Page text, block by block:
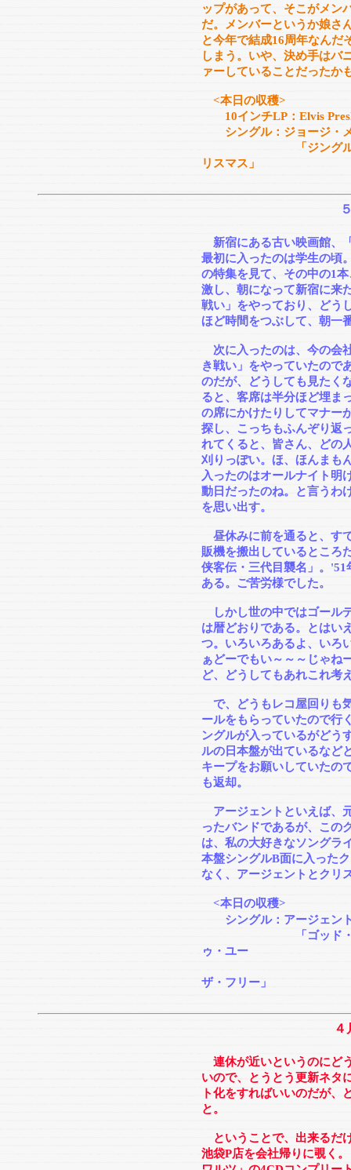
ップがあって、そこがメン
だ。メンバーというか娘さ
と今年で結成16周年なんだ
しまう。いや、決め手はバ
ァーしていることだったか
<本日の収穫>
10インチLP：Elvis
シングル：ジョージ・
「ジングル・ベル/
リスマス」
新宿にある古い映画館、
最初に入ったのは学生の頃
の特集を見て、その中の1
激し、朝になって新宿に来
戦い」をやっており、どう
ほど時間をつぶして、朝一
次に入ったのは、今の会
き戦い」をやっていたので
のだが、どうしても見たく
ると、客席は半分ほど埋ま
の席にかけたりしてマナー
探し、こっちもふんぞり返
れてくると、皆さん、どの
刈りっぽい。ほ、ほんまも
入ったのはオールナイト明
動日だったのね。と言うわ
を思い出す。
昼休みに前を通ると、す
販機を搬出しているところ
侠客伝・三代目襲名」。
ある。ご苦労様でした。
しかし世の中ではゴール
は暦どおりである。とはい
つ。いろいろあるよ、いろ
ぁどーでもい～～～じゃね
ど、どうしてもあれこれ考
で、どうもレコ屋回りも
ールをもらっていたので行
ングルが入っているがどう
ルの日本盤が出ているなど
キープをお願いしていたの
も返却。
アージェントといえば、
ったバンドであるが、この
は、私の大好きなソングラ
本盤シングルB面に入った
なく、アージェントとクリ
<本日の収穫>
シングル：アージェ
「ゴッド・ゲイヴ
ゥ・ユー
ザ・フリー」
４
連休が近いというのにど
いので、とうとう更新ネタ
ト化をすればいいのだが、
と。
ということで、出来るだ
池袋P店を会社帰りに覗く